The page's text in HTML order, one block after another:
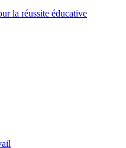
la réussite éducative